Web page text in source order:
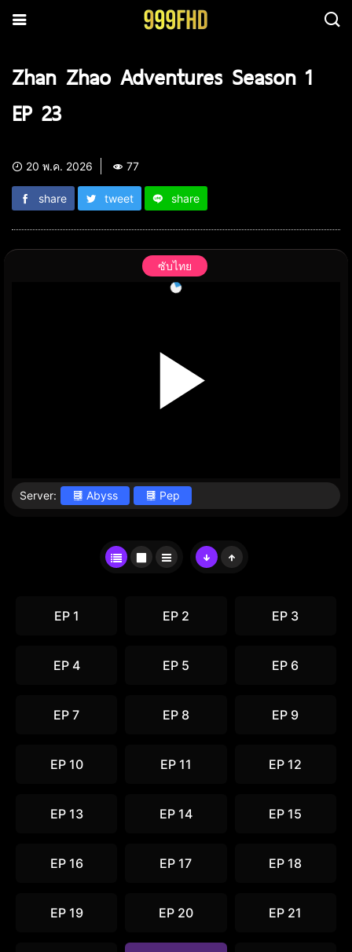
Zhan Zhao Adventures Season 1
EP 23
20 พ.ค. 2026 77
share tweet share
ซับไทย
Server: Abyss Pep
EP 1 EP 2 EP 3
EP 4 EP 5 EP 6
EP 7 EP 8 EP 9
EP 10 EP 11 EP 12
EP 13 EP 14 EP 15
EP 16 EP 17 EP 18
EP 19 EP 20 EP 21